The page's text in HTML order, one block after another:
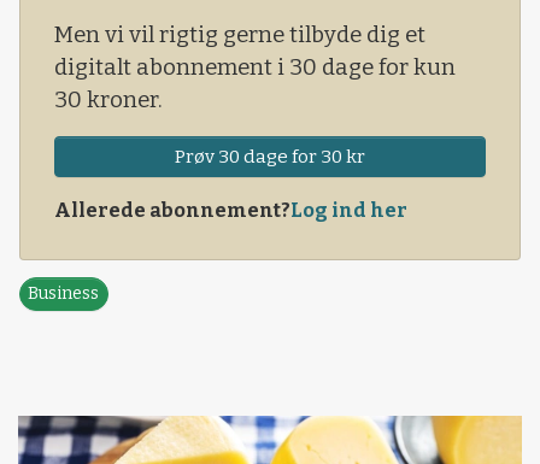
Men vi vil rigtig gerne tilbyde dig et
digitalt abonnement i 30 dage for kun
30 kroner.
Prøv 30 dage for 30 kr
Allerede abonnement?Log ind her
Business